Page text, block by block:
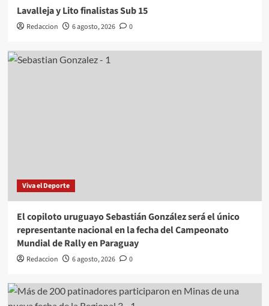
Lavalleja y Lito finalistas Sub 15
Redaccion 6 agosto, 2026 0
Viva el Deporte
El copiloto uruguayo Sebastián González será el único
representante nacional en la fecha del Campeonato
Mundial de Rally en Paraguay
Redaccion 6 agosto, 2026 0